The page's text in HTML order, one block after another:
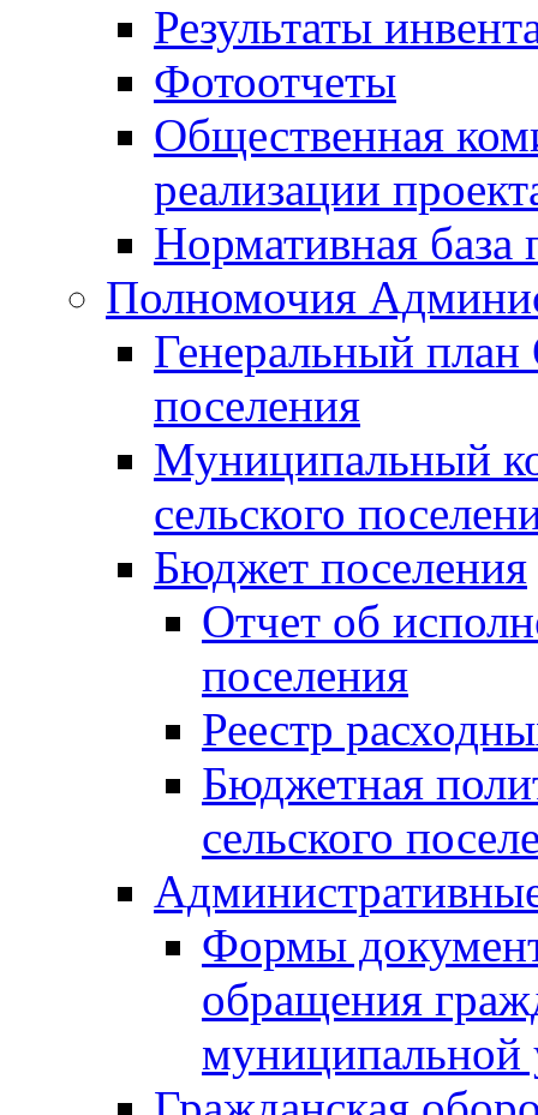
Результаты
Фотоотчеты
Общественная
реализации
Нормативная база
Полномочия
Генеральный план
поселения
Муниципальный
сельского
Бюджет поселения
Отчет об
поселения
Реестр
Бюджетная
сельского
Формы
обращения
муниципальной